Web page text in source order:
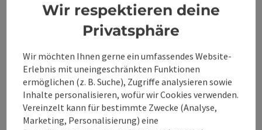
Barrierefreiheit
Beitrag merken
zum Merkzettel
Beitrag drucken
Wir respektieren deine
Privatsphäre
Wir möchten Ihnen gerne ein umfassendes Website-
Erlebnis mit uneingeschränkten Funktionen
ermöglichen (z. B. Suche), Zugriffe analysieren sowie
Inhalte personalisieren, wofür wir Cookies verwenden.
Vereinzelt kann für bestimmte Zwecke (Analyse,
Marketing, Personalisierung) eine